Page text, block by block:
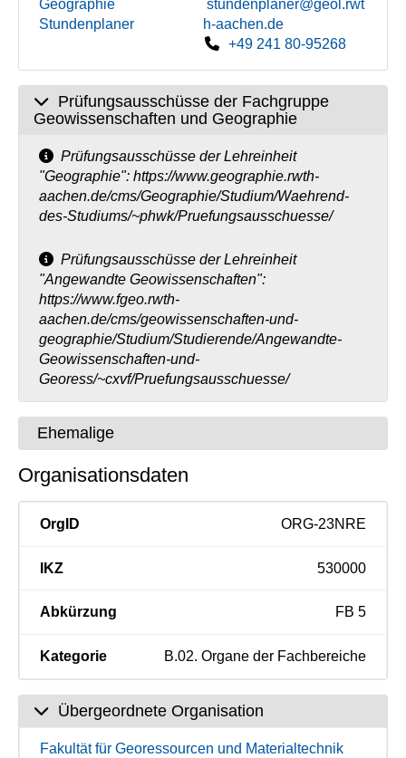
Geographie
Stundenplaner
stundenplaner@geol.rwt
h-aachen.de
+49 241 80-95268
Prüfungsausschüsse der Fachgruppe
Geowissenschaften und Geographie
Prüfungsausschüsse der Lehreinheit
"Geographie": https://www.geographie.rwth-
aachen.de/cms/Geographie/Studium/Waehrend-
des-Studiums/~phwk/Pruefungsausschuesse/
Prüfungsausschüsse der Lehreinheit
"Angewandte Geowissenschaften":
https://www.fgeo.rwth-
aachen.de/cms/geowissenschaften-und-
geographie/Studium/Studierende/Angewandte-
Geowissenschaften-und-
Georess/~cxvf/Pruefungsausschuesse/
Ehemalige
Organisationsdaten
OrgID ORG-23NRE
IKZ 530000
Abkürzung FB 5
Kategorie B.02. Organe der Fachbereiche
Übergeordnete Organisation
Fakultät für Georessourcen und Materialtechnik